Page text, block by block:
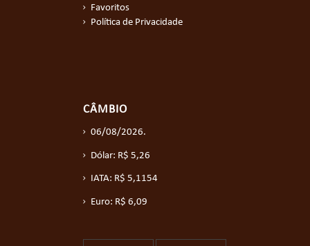
Favoritos
Política de Privacidade
CÂMBIO
06/08/2026.
Dólar: R$ 5,26
IATA: R$ 5,1154
Euro: R$ 6,09